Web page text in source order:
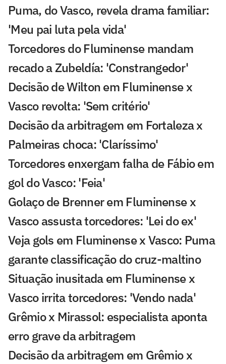
Puma, do Vasco, revela drama familiar:
'Meu pai luta pela vida'
Torcedores do Fluminense mandam
recado a Zubeldía: 'Constrangedor'
Decisão de Wilton em Fluminense x
Vasco revolta: 'Sem critério'
Decisão da arbitragem em Fortaleza x
Palmeiras choca: 'Claríssimo'
Torcedores enxergam falha de Fábio em
gol do Vasco: 'Feia'
Golaço de Brenner em Fluminense x
Vasco assusta torcedores: 'Lei do ex'
Veja gols em Fluminense x Vasco: Puma
garante classificação do cruz-maltino
Situação inusitada em Fluminense x
Vasco irrita torcedores: 'Vendo nada'
Grêmio x Mirassol: especialista aponta
erro grave da arbitragem
Decisão da arbitragem em Grêmio x